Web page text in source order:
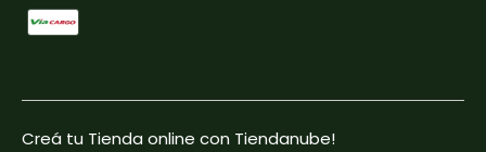
Creá tu Tienda online con Tiendanube!